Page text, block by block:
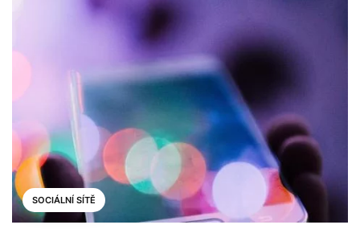
SOCIÁLNÍ SÍTĚ